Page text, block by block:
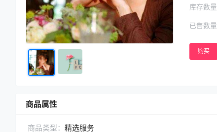
库存数量
已售数量
购买
商品属性
商品类型： 精选服务